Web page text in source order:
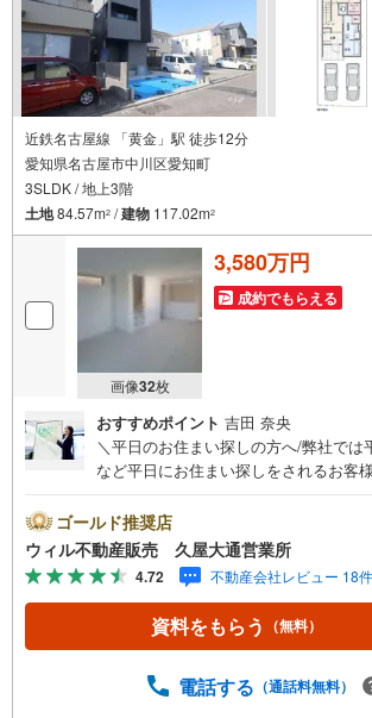
近鉄名古屋線 「黄金」駅 徒歩12分
愛知県名古屋市中川区愛知町
3SLDK / 地上3階
土地84.57m2 /建物 117.02m2
画像32枚
3,580万円
成約でもらえる
おすすめポイント 吉田 奈央
＼平日のお住まい探しの方へ/弊社では
など平日にお住まい探しをされるお客
時まで”毎日”営業しています。事前にご
業時間外でのご内覧もご対応いたしま
も気になる物件がある方へ/不動産業者
有されているので、名古屋市全域や、
もご内覧が可能です！ 【ウィル不動
所】◎地下鉄東山線「栄」駅7A出口か
ズスペースあり◎営業時間 10:00～
ゴールド推奨店
ウィル不動産販売 久屋大通営業所
4.72 不動産会社レビュー 18件
資料をもらう （無料）
電話する （通話料無料）